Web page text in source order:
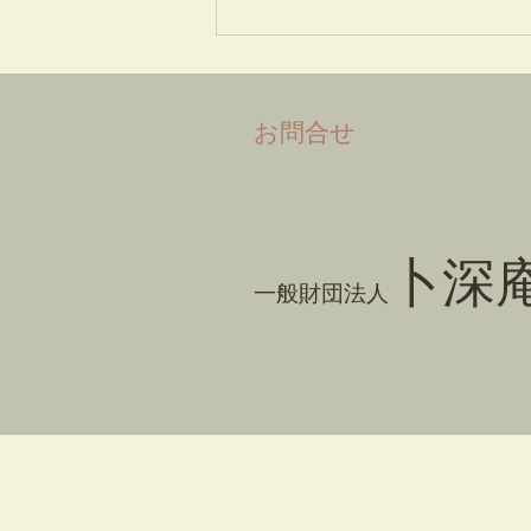
​お問合せ
一般財団法人 卜深